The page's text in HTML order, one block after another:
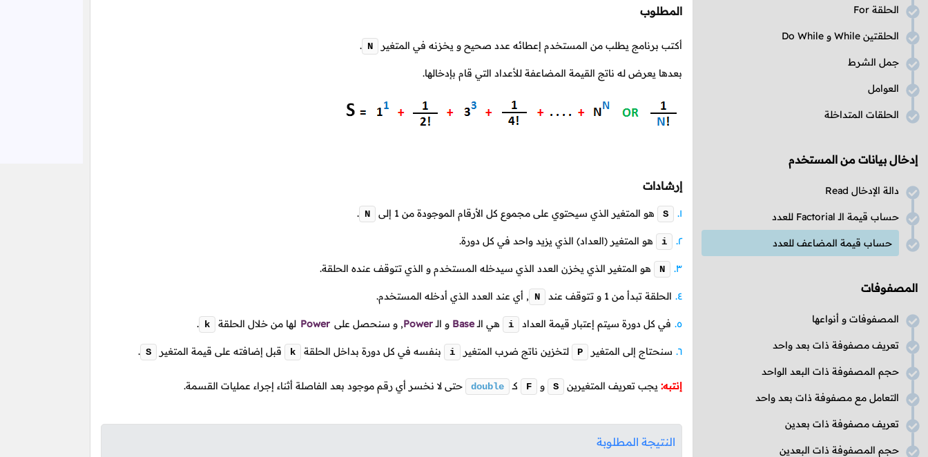
الحلقة For
الحلقتين While و Do While
جمل الشرط
العوامل
الحلقات المتداخلة
إدخال بيانات من المستخدم
دالة الإدخال Read
حساب قيمة الـ Factorial للعدد
حساب قيمة المضاعف للعدد
المصفوفات
المصفوفات و أنواعها
تعريف مصفوفة ذات بعد واحد
حجم المصفوفة ذات البعد الواحد
التعامل مع مصفوفة ذات بعد واحد
تعريف مصفوفة ذات بعدين
حجم المصفوفة ذات البعدين
المطلوب
أكتب برنامج يطلب من المستخدم إعطائه عدد صحيح و يخزنه في المتغير N
.
بعدها يعرض له ناتج القيمة المضاعفة للأعداد التي قام بإدخالها.
إرشادات
S هو المتغير الذي سيحتوي على مجموع كل الأرقام الموجودة من 1 إلى N
.
i هو المتغير (العداد) الذي يزيد واحد في كل دورة.
N هو المتغير الذي يخزن العدد الذي سيدخله المستخدم و الذي تتوقف عنده الحلقة.
الحلقة تبدأ من 1 و تتوقف عند N , أي عند العدد الذي أدخله المستخدم.
في كل دورة سيتم إعتبار قيمة العداد i هي الـBase و الـPower
, و سنحصل على Power لها من خلال الحلقة k
.
سنحتاج إلى المتغير P لتخزين ناتج ضرب المتغير i بنفسه في كل دورة بداخل الحلقة k قبل إضافته على قيمة المتغير S
.
إنتبه: يجب تعريف المتغيرين S و F كـ double حتى لا نخسر أي رقم موجود بعد الفاصلة أثناء إجراء عمليات القسمة.
النتيجة المطلوبة